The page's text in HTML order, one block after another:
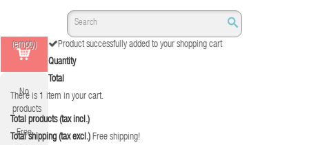
(empty)
No
products
Free
Product successfully added to your shopping cart
Quantity
Total
There is 1 item in your cart.
Total products (tax incl.)
Total shipping (tax excl.) Free shipping!